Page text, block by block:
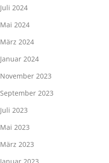
Juli 2024
Mai 2024
März 2024
Januar 2024
November 2023
September 2023
Juli 2023
Mai 2023
März 2023